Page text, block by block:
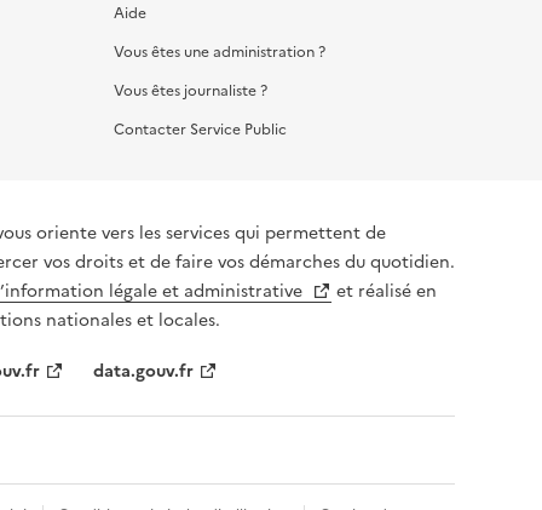
Aide
Vous êtes une administration ?
Vous êtes journaliste ?
Contacter Service Public
oriente vers les services qui permettent de
vos droits et de faire vos démarches du quotidien.
légale et administrative
et réalisé en
nationales et locales.
data.gouv.fr